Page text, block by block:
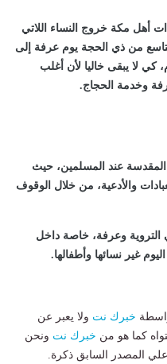
أهل مكة خروج النساء اللاتي
من ذي الحجة يوم عرفة إلى
كي لا يبقى خاليا لأن أغلب
وخدمة الحجاج.
المقدسة عند المسلمين، حيث
والأدعية، من خلال الوقوف
التروية وعرفة، خاصة داخل
غير نسائها وأطفالها.
خبرك نت ولا يعبر عن
كما هو من خبرك نت ونحن
المصدر السابق ذكرة.